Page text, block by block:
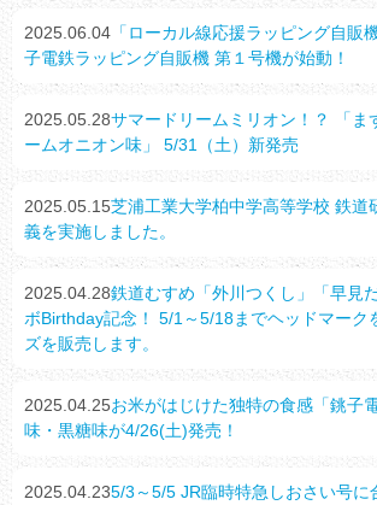
2025.06.04 「ローカル線応援ラッピング自販
子電鉄ラッピング自販機 第１号機が始動！
2025.05.28サマードリームミリオン！？ 「ま
ームオニオン味」 5/31（土）新発売
2025.05.15芝浦工業大学柏中学高等学校 鉄道
義を実施しました。
2025.04.28鉄道むすめ「外川つくし」「早見
ボBirthday記念！ 5/1～5/18までヘッドマーク
ズを販売します。
2025.04.25お米がはじけた独特の食感「銚子
味・黒糖味が4/26(土)発売！
2025.04.235/3～5/5 JR臨時特急しおさい号に